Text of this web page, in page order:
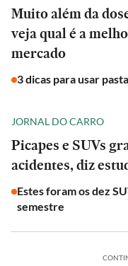
Muito além da
veja qual é a
mercado
3 dicas para usar
JORNAL DO CARRO
Picapes e SUVs
acidentes, diz
Estes foram os dez
semestre